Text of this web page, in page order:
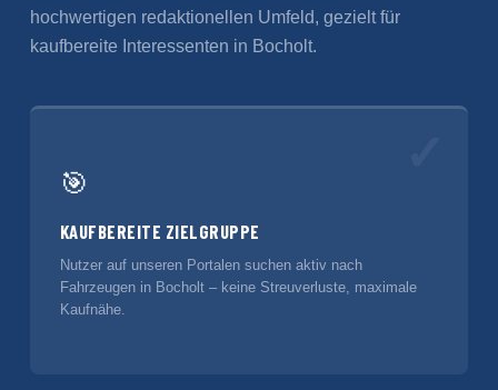
hochwertigen redaktionellen Umfeld, gezielt für
kaufbereite Interessenten in Bocholt.
🎯
KAUFBEREITE ZIELGRUPPE
Nutzer auf unseren Portalen suchen aktiv nach
Fahrzeugen in Bocholt – keine Streuverluste, maximale
Kaufnähe.